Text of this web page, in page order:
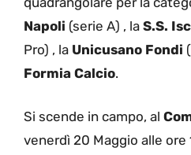
Napoli (serie A) , la S.S.
Pro) , la Unicusano Fondi
Formia Calcio.
Si scende in campo, al
venerdì 20 Maggio alle ore